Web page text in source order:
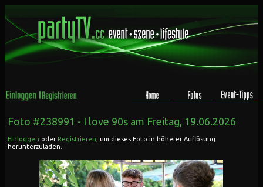
Foto #238991 - I love 90s am Freitag, 19.06.2026
Einloggen oder Registrieren , um dieses Foto in höherer Auflösung
herunterzuladen.